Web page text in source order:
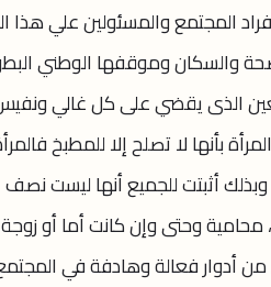
المجتمع والمسئولين علي هذا
والسكان وموقفها الوطني
الذى يقضي على كل غالي
بأنها لا تصلح إلا للمطبخ
أثبتت للجميع أنها ليست
وحتى وإن كانت أما أو
من أدوار فعالة وهادفة في